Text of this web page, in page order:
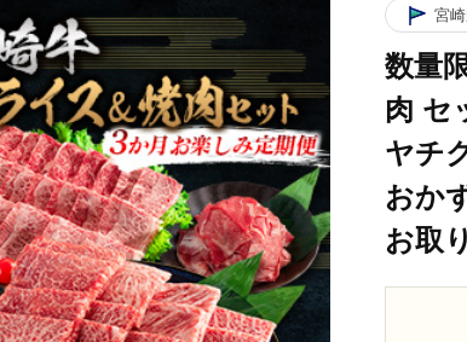
セット 総重量1.8kg 牛肉 黒毛和牛 ブランド牛 ミヤチク 国産
セット 総重量1.8kg 牛肉 黒毛和牛 ブランド牛 ミヤチク 国産
セット 総重量1.8kg 牛肉 黒毛和牛 ブランド牛 ミヤチク 国産
セット 総重量1.8kg 牛肉 黒毛和牛 ブランド牛 ミヤチク 国産
宮
数量
肉 セ
ヤチ
おか
お取